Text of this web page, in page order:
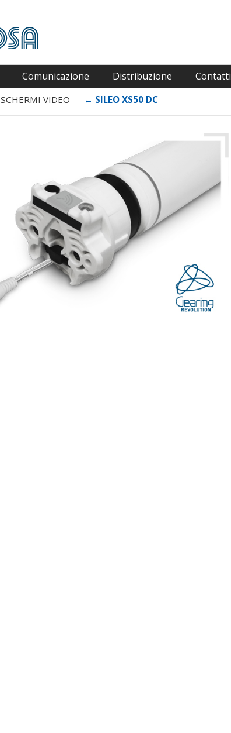
Comunicazione Distribuzione Contatti
SCHERMI VIDEO ← SILEO XS50 DC